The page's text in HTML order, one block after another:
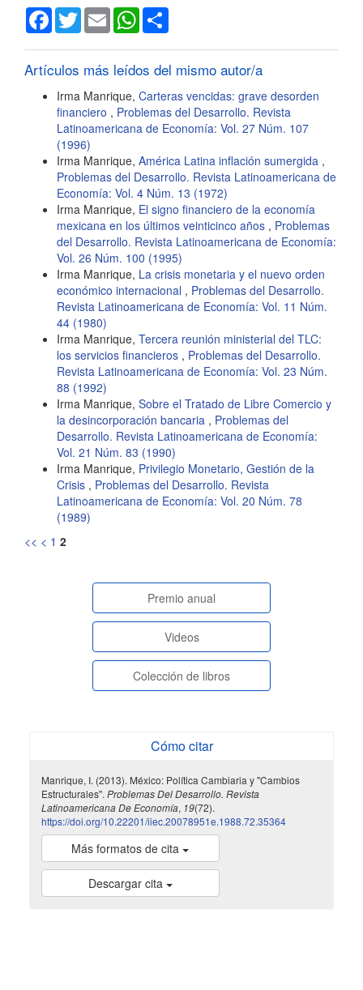
Facebook
TwitterEmail WhatsApp
Artículos más leídos del mismo autor/a
Irma Manrique, Carteras vencidas: grave desorden
financiero , Problemas del Desarrollo. Revista
Latinoamericana de Economía: Vol. 27 Núm. 107
(1996)
Irma Manrique, América Latina inflación sumergida ,
Problemas del Desarrollo. Revista Latinoamericana de
Economía: Vol. 4 Núm. 13 (1972)
Irma Manrique, El signo financiero de la economía
mexicana en los últimos veinticinco años , Problemas
del Desarrollo. Revista Latinoamericana de Economía:
Vol. 26 Núm. 100 (1995)
Irma Manrique, La crisis monetaria y el nuevo orden
económico internacional , Problemas del Desarrollo.
Revista Latinoamericana de Economía: Vol. 11 Núm.
44 (1980)
Irma Manrique, Tercera reunión ministerial del TLC:
los servicios financieros , Problemas del Desarrollo.
Revista Latinoamericana de Economía: Vol. 23 Núm.
88 (1992)
Irma Manrique, Sobre el Tratado de Libre Comercio y
la desincorporación bancaria , Problemas del
Desarrollo. Revista Latinoamericana de Economía:
Vol. 21 Núm. 83 (1990)
Irma Manrique, Privilegio Monetario, Gestión de la
Crisis , Problemas del Desarrollo. Revista
Latinoamericana de Economía: Vol. 20 Núm. 78
(1989)
<< < 1 2
paginasespeciales
Premio anual
Videos
Colección de libros
Cómo citar
Manrique, I. (2013). México: Política Cambiaria y "Cambios
Estructurales". Problemas Del Desarrollo. Revista
Latinoamericana De Economía, 19(72).
https://doi.org/10.22201/iiec.20078951e.1988.72.35364
Más formatos de cita
Descargar cita